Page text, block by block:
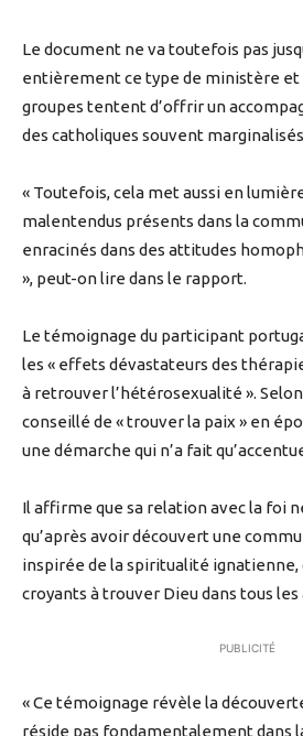
Le document ne va toutefois pas
entièrement ce type de ministère et
groupes tentent d’offrir un
des catholiques souvent
« Toutefois, cela met aussi en
malentendus présents dans la
enracinés dans des attitudes
», peut-on lire dans le rapport.
Le témoignage du participant
les « effets dévastateurs des
à retrouver l’hétérosexualité ».
conseillé de « trouver la paix » en
une démarche qui n’a fait
Il affirme que sa relation avec la foi
qu’après avoir découvert une
inspirée de la spiritualité ignatienne,
croyants à trouver Dieu dans tous les
PUBLICITÉ
« Ce témoignage révèle la
réside pas fondamentalement dans